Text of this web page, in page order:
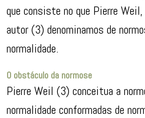
que consiste no que Pierre
autor (3) denominamos de
normalidade.
O obstáculo da normose
Pierre Weil (3) conceitua a
normalidade conformadas de